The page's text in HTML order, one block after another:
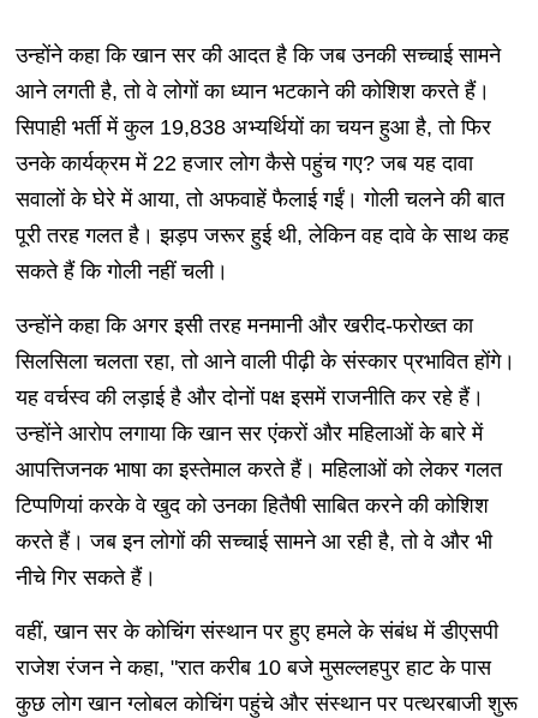
उन्होंने कहा कि खान सर की आदत है कि जब उनकी सच्चाई सामने
आने लगती है, तो वे लोगों का ध्यान भटकाने की कोशिश करते हैं।
सिपाही भर्ती में कुल 19,838 अभ्यर्थियों का चयन हुआ है, तो फिर
उनके कार्यक्रम में 22 हजार लोग कैसे पहुंच गए? जब यह दावा
सवालों के घेरे में आया, तो अफवाहें फैलाई गईं। गोली चलने की बात
पूरी तरह गलत है। झड़प जरूर हुई थी, लेकिन वह दावे के साथ कह
सकते हैं कि गोली नहीं चली।
उन्होंने कहा कि अगर इसी तरह मनमानी और खरीद-फरोख्त का
सिलसिला चलता रहा, तो आने वाली पीढ़ी के संस्कार प्रभावित होंगे।
यह वर्चस्व की लड़ाई है और दोनों पक्ष इसमें राजनीति कर रहे हैं।
उन्होंने आरोप लगाया कि खान सर एंकरों और महिलाओं के बारे में
आपत्तिजनक भाषा का इस्तेमाल करते हैं। महिलाओं को लेकर गलत
टिप्पणियां करके वे खुद को उनका हितैषी साबित करने की कोशिश
करते हैं। जब इन लोगों की सच्चाई सामने आ रही है, तो वे और भी
नीचे गिर सकते हैं।
वहीं, खान सर के कोचिंग संस्थान पर हुए हमले के संबंध में डीएसपी
राजेश रंजन ने कहा, "रात करीब 10 बजे मुसल्लहपुर हाट के पास
कुछ लोग खान ग्लोबल कोचिंग पहुंचे और संस्थान पर पत्थरबाजी शुरू